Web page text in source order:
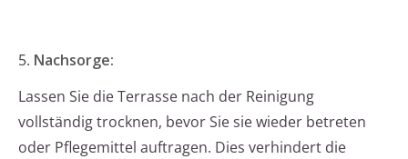
5. Nachsorge:
Lassen Sie die Terrasse nach der Reinigung
vollständig trocknen, bevor Sie sie wieder betreten
oder Pflegemittel auftragen. Dies verhindert die